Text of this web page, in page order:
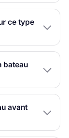
ce type
bateau
avant